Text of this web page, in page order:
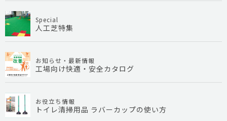
Special
人工芝特集
お知らせ・最新情報
工場向け快適・安全カタログ
お役立ち情報
トイレ清掃用品 ラバーカップの使い方